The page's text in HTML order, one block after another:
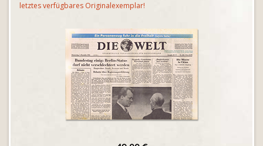
letztes verfügbares Originalexemplar!